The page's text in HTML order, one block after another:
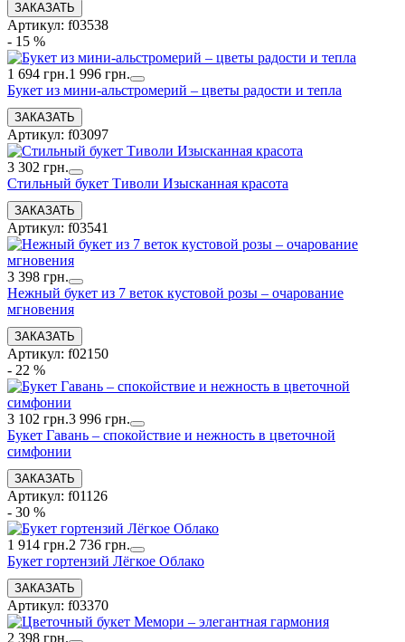
Артикул: f03538
- 15 %
1 694 грн.1 996 грн.
Букет из мини-альстромерий – цветы радости и тепла
Артикул: f03097
3 302 грн.
Стильный букет Тиволи Изысканная красота
Артикул: f03541
3 398 грн.
Нежный букет из 7 веток кустовой розы – очарование
мгновения
Артикул: f02150
- 22 %
3 102 грн.3 996 грн.
Букет Гавань – спокойствие и нежность в цветочной
симфонии
Артикул: f01126
- 30 %
1 914 грн.2 736 грн.
Букет гортензий Лёгкое Облако
Артикул: f03370
2 398 грн.